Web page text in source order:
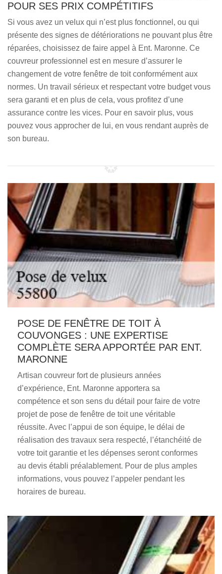
POUR SES PRIX COMPÉTITIFS
Si vous avez un velux qui n’est plus fonctionnel, ou qui
présente des signes de détériorations ne pouvant plus être
réparées, choisissez de faire appel à Ent. Maronne. Ce
couvreur professionnel est en mesure d’assurer le
changement de votre fenêtre de toit conformément aux
normes. Un travail sérieux et respectant votre budget vous
sera garanti et en plus de cela, vous profitez d’une
assurance contre les vices. Pour en savoir plus, vous
pouvez vous approcher de lui, en vous rendant auprès de
son bureau.
POSE DE FENÊTRE DE TOIT À
COUVONGES : UNE EXPERTISE
COMPLÈTE SERA APPORTÉE PAR ENT.
MARONNE
Artisan couvreur fort de plusieurs années
d’expérience, Ent. Maronne apportera sa
compétence et son sens du détail pour faire de votre
projet de pose de fenêtre de toit une véritable
réussite. Avec l’appui de son équipe, le délai de
réalisation des travaux sera respecté, l’étanchéité de
votre toit garantie et les dépenses seront conformes
au devis établi préalablement. Pour de plus amples
informations, vous pouvez l’appeler pendant les
horaires de bureau.